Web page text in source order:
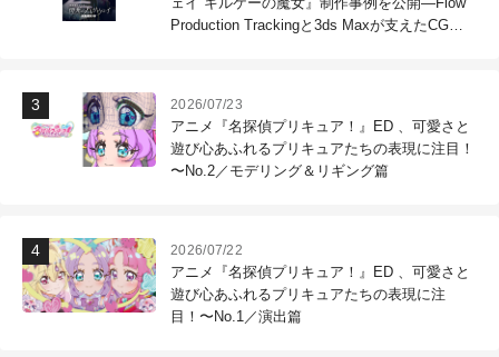
Production Trackingと3ds Maxが支えたCG制
2026/07/23
アニメ『名探偵プリキュア！』ED 、可愛さと
遊び心あふれるプリキュアたちの表現に注目！
〜No.2／モデリング＆リギング篇
2026/07/22
アニメ『名探偵プリキュア！』ED 、可愛さと
遊び心あふれるプリキュアたちの表現に注
目！〜No.1／演出篇